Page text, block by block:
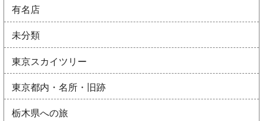
有名店
未分類
東京スカイツリー
東京都内・名所・旧跡
栃木県への旅